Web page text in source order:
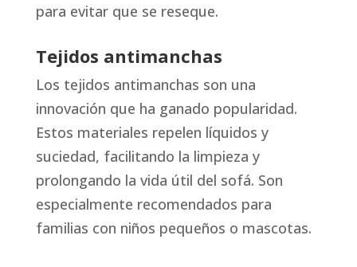
para evitar que se reseque.
Tejidos antimanchas
Los tejidos antimanchas son una
innovación que ha ganado popularidad.
Estos materiales repelen líquidos y
suciedad, facilitando la limpieza y
prolongando la vida útil del sofá. Son
especialmente recomendados para
familias con niños pequeños o mascotas.